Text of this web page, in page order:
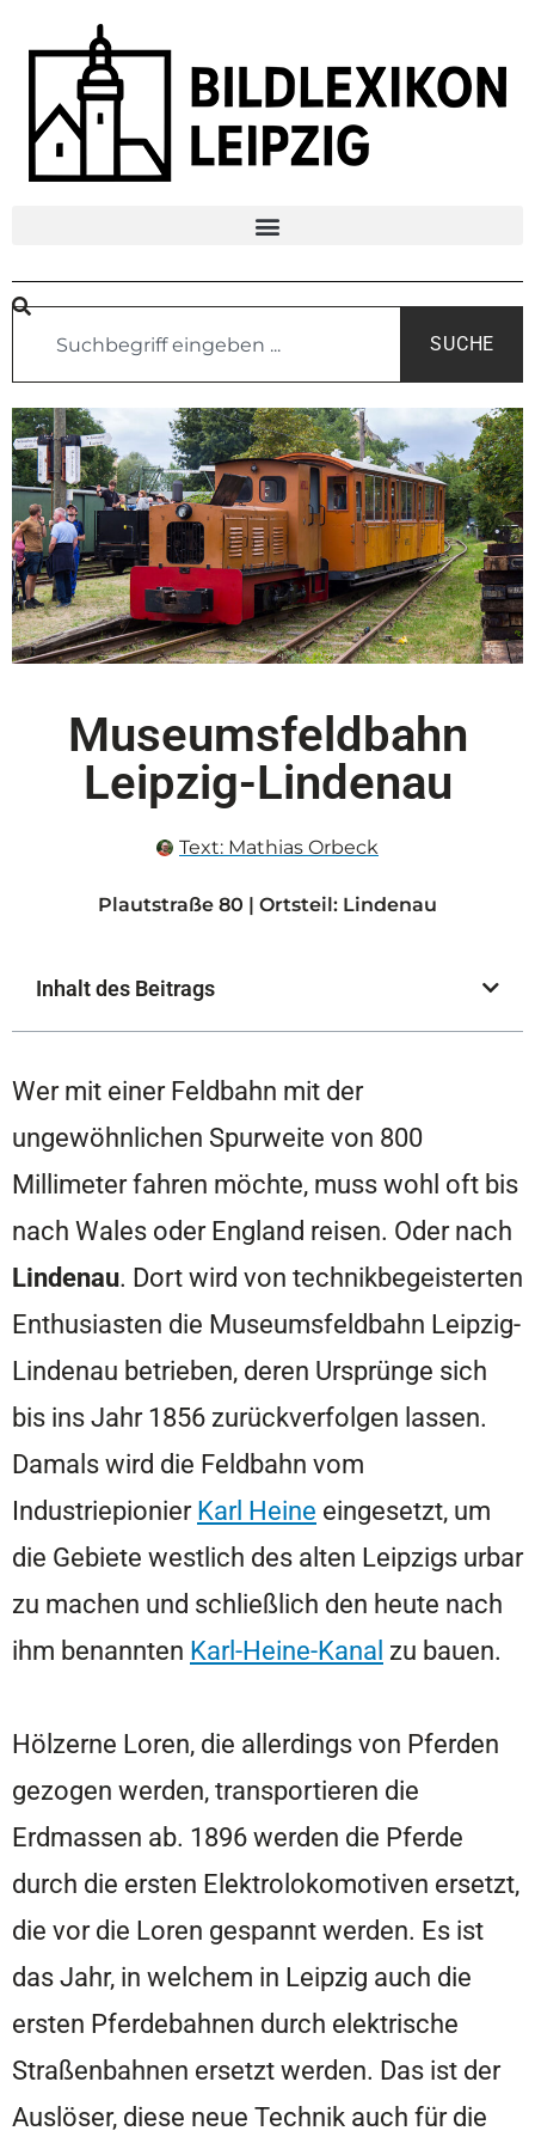
SUCHE
Museumsfeldbahn
Leipzig-Lindenau
Text: Mathias Orbeck
Plautstraße 80 | Ortsteil: Lindenau
Inhalt des Beitrags
Wer mit einer Feldbahn mit der
ungewöhnlichen Spurweite von 800
Millimeter fahren möchte, muss wohl oft bis
nach Wales oder England reisen. Oder nach
Lindenau. Dort wird von technikbegeisterten
Enthusiasten die Museumsfeldbahn Leipzig-
Lindenau betrieben, deren Ursprünge sich
bis ins Jahr 1856 zurückverfolgen lassen.
Damals wird die Feldbahn vom
IndustriepionierKarl Heine eingesetzt, um
die Gebiete westlich des alten Leipzigs urbar
zu machen und schließlich den heute nach
ihm benannten Karl-Heine-Kanal zu bauen.
Hölzerne Loren, die allerdings von Pferden
gezogen werden, transportieren die
Erdmassen ab. 1896 werden die Pferde
durch die ersten Elektrolokomotiven ersetzt,
die vor die Loren gespannt werden. Es ist
das Jahr, in welchem in Leipzig auch die
ersten Pferdebahnen durch elektrische
Straßenbahnen ersetzt werden. Das ist der
Auslöser, diese neue Technik auch für die